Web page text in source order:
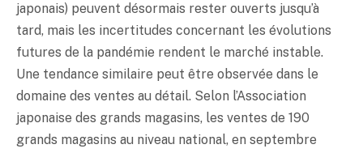
japonais) peuvent désormais rester ouverts jusqu’à
tard, mais les incertitudes concernant les évolutions
futures de la pandémie rendent le marché instable.
Une tendance similaire peut être observée dans le
domaine des ventes au détail. Selon l’Association
japonaise des grands magasins, les ventes de 190
grands magasins au niveau national, en septembre